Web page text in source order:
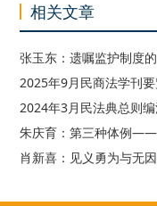
相关文章
张玉东：遗嘱监护制度
2025年9月民商法学刊
2024年3月民法典总则
朱庆育：第三种体例——
肖新喜：见义勇为与无